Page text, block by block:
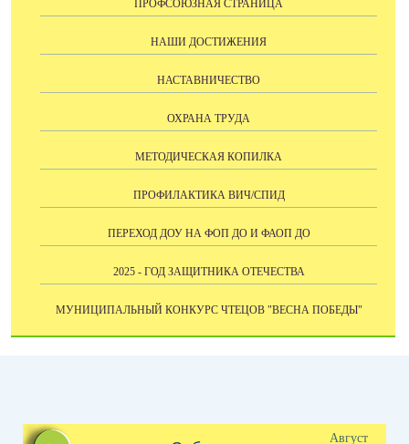
ПРОФСОЮЗНАЯ СТРАНИЦА
НАШИ ДОСТИЖЕНИЯ
НАСТАВНИЧЕСТВО
ОХРАНА ТРУДА
МЕТОДИЧЕСКАЯ КОПИЛКА
ПРОФИЛАКТИКА ВИЧ/СПИД
ПЕРЕХОД ДОУ НА ФОП ДО И ФАОП ДО
2025 - ГОД ЗАЩИТНИКА ОТЕЧЕСТВА
МУНИЦИПАЛЬНЫЙ КОНКУРС ЧТЕЦОВ "ВЕСНА ПОБЕДЫ"
Август